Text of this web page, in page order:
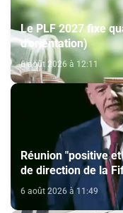
Le PLF 2027 fixe
d'orientation)
6 août 2026 à 12:11
Réunion "positive
de direction de la
6 août 2026 à 11:49